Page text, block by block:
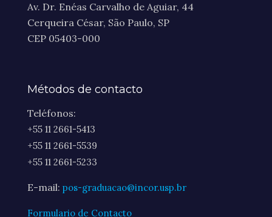
Av. Dr. Enéas Carvalho de Aguiar, 44
Cerqueira César, São Paulo, SP
CEP 05403-000
Métodos de contacto
Teléfonos:
+55 11 2661-5413
+55 11 2661-5539
+55 11 2661-5233
E-mail: pos-graduacao@incor.usp.br
Formulario de Contacto